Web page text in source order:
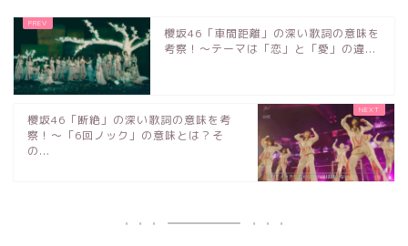
櫻坂46「車間距離」の深い歌詞の意味を
考察！〜テーマは「恋」と「愛」の違...
櫻坂46「断絶」の深い歌詞の意味を考
察！〜「6回ノック」の意味とは？そ
の...